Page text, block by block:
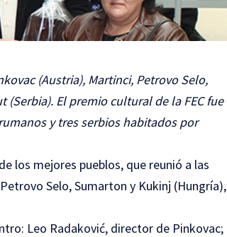
(Austria), Martinci, Petrovo Selo,
(Serbia). El premio cultural de la FEC fue
y tres serbios habitados por
los mejores pueblos, que reunió a las
Selo, Sumarton y Kukinj (Hungría),
Leo Radaković, director de Pinkovac;